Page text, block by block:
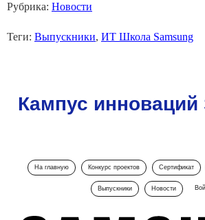
Рубрика: Новости
Теги: Выпускники, ИТ Школа Samsung
Кампус инноваций
На главную Конкурс проектов Сертификат
Выпускники Новости